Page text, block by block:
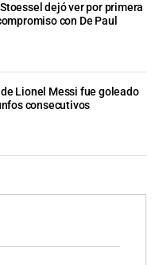
dejó ver por primera
con De Paul
Lionel Messi fue goleado
consecutivos